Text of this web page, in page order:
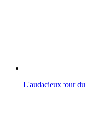
L'audacieux tour